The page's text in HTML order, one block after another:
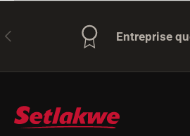
Précédent Entreprise